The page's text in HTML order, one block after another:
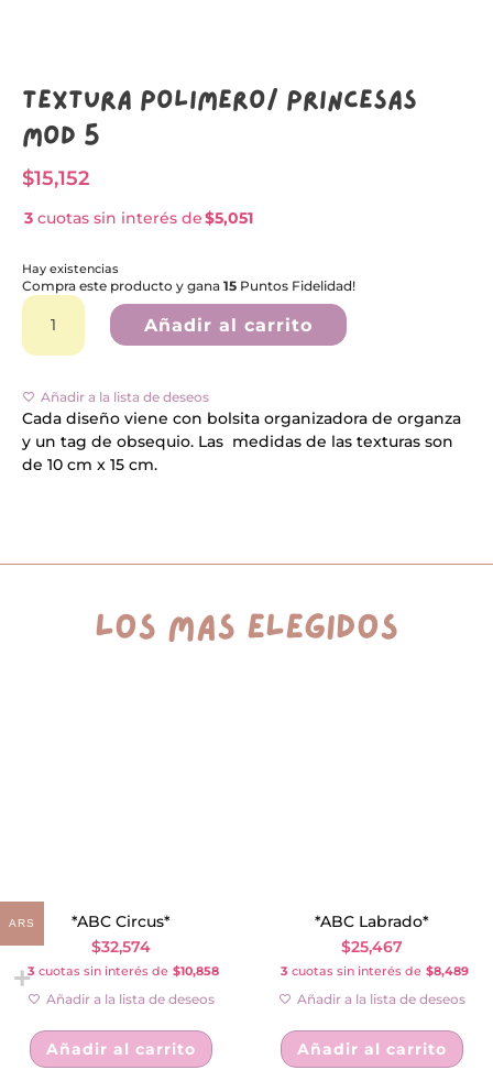
Textura Polímero/ PRINCESAS
MOD 5
$15,152
3 cuotas sin interés de$5,051
Hay existencias
Compra este producto y gana15 Puntos Fidelidad!
Textura
Polímero/
MOD
cantidad
Añadir al carrito
t
i
Añadir a la lista de deseos
Cada diseño viene con bolsita organizadora de organza
y un tag de obsequio. Las medidas de las texturas son
de 10 cm x 15 cm.
los más elegidos
*ABC Circus*
$32,574
3 cuotas sin interés de $10,858
Añadir a la lista de deseos
Añadir al carrito
*ABC Labrado*
$25,467
3 cuotas sin interés de $8,489
Añadir a la lista de deseos
Añadir al carrito
ARS